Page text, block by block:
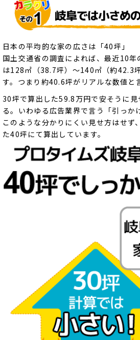
日本の平均的な家の広さは「40坪」
国土交通省の調査によれば、最近10年
は128㎡（38.7坪）～140㎡（約42.3
す。つまり約40.6坪がリアルな数値と
30坪で算出した59.8万円で安そうに見
る。いわゆる広告業界で言う「引っか
このような分かりにくい見せ方はせず
た40坪にて算出しています。